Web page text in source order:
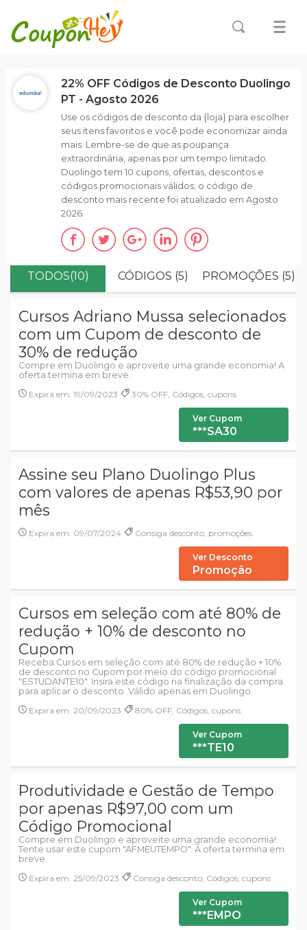
TODOS(10) CÓDIGOS (5) PROMOÇÕES (5)
Cursos Adriano Mussa selecionados
com um Cupom de desconto de
30% de redução
Compre em Duolingo e aproveite uma grande economia! A
oferta termina em breve.
Expira em: 19/09/2023
30% OFF, Códigos, cupons
Ver Cupom
***SA30
Assine seu Plano Duolingo Plus
com valores de apenas R$53,90 por
mês
Expira em: 09/07/2024 Consiga desconto, promoções
Ver Desconto
Promoção
Cursos em seleção com até 80% de
redução + 10% de desconto no
Cupom
Receba Cursos em seleção com até 80% de redução + 10%
de desconto no Cupom por meio do código promocional
"ESTUDANTE10". Insira este código na finalização da compra
para aplicar o desconto. Válido apenas em Duolingo.
Expira em: 20/09/2023
80% OFF, Códigos, cupons
Ver Cupom
***TE10
Produtividade e Gestão de Tempo
por apenas R$97,00 com um
Código Promocional
Compre em Duolingo e aproveite uma grande economia!
Tente usar este cupom "AFMEUTEMPO". A oferta termina em
breve.
Expira em: 25/09/2023
Consiga desconto, Códigos, cupons
Ver Cupom
***EMPO
22% OFF Códigos de Desconto Duolingo
PT - Agosto 2026
Use os códigos de desconto da {loja} para escolher
seus itens favoritos e você pode economizar ainda
mais. Lembre-se de que as poupança
extraordinária, apenas por um tempo limitado.
Duolingo tem 10 cupons, ofertas, descontos e
códigos promocionais válidos; o código de
desconto mais recente foi atualizado em Agosto
2026.